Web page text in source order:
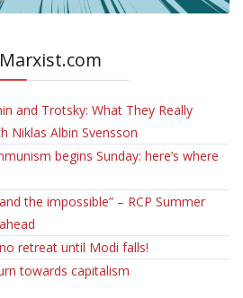
and Trotsky: What They Really
Niklas Albin Svensson
begins Sunday: here’s where
the impossible” – RCP Summer
retreat until Modi falls!
towards capitalism